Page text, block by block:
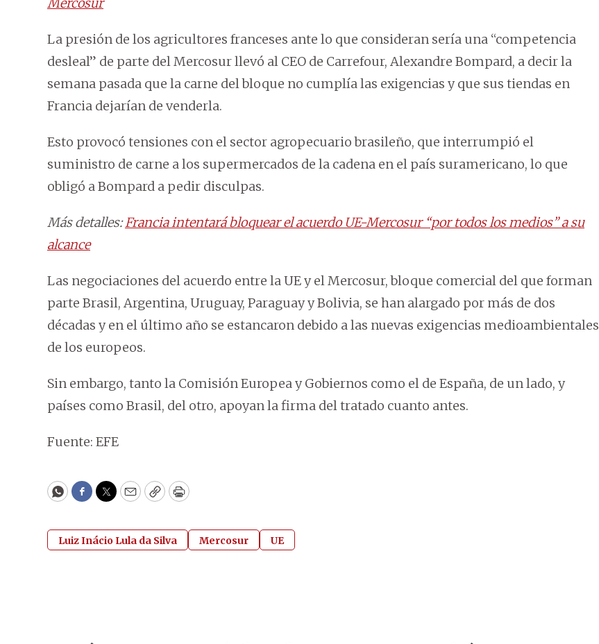
Mercosur
La presión de los agricultores franceses ante lo que consideran sería una “competencia
desleal” de parte del Mercosur llevó al CEO de Carrefour, Alexandre Bompard, a decir la
semana pasada que la carne del bloque no cumplía las exigencias y que sus tiendas en
Francia dejarían de venderla.
Esto provocó tensiones con el sector agropecuario brasileño, que interrumpió el
suministro de carne a los supermercados de la cadena en el país suramericano, lo que
obligó a Bompard a pedir disculpas.
Más detalles:Francia intentará bloquear el acuerdo UE-Mercosur “por todos los medios” a su
alcance
Las negociaciones del acuerdo entre la UE y el Mercosur, bloque comercial del que forman
parte Brasil, Argentina, Uruguay, Paraguay y Bolivia, se han alargado por más de dos
décadas y en el último año se estancaron debido a las nuevas exigencias medioambientales
de los europeos.
Sin embargo, tanto la Comisión Europea y Gobiernos como el de España, de un lado, y
países como Brasil, del otro, apoyan la firma del tratado cuanto antes.
Fuente: EFE
WhatsApp
Facebook
Twitter
EmailCopyPrint
Luiz Inácio Lula da Silva Mercosur UE